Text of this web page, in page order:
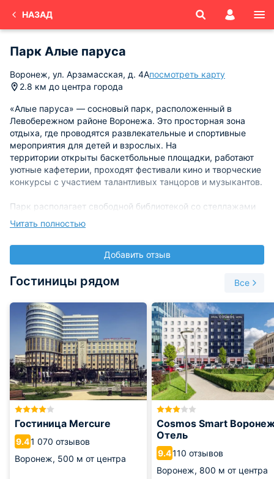
НАЗАД
Парк Алые паруса
Воронеж, ул. Арзамасская, д. 4Апосмотреть карту
2.8 км до центра города
«Алые паруса» — сосновый парк, расположенный в
Левобережном районе Воронежа. Это просторная зона
отдыха, где проводятся развлекательные и спортивные
мероприятия для детей и взрослых. На
территории открыты баскетбольные площадки, работают
уютные кафетерии, проходят фестивали кино и творческие
конкурсы с участием талантливых танцоров и музыкантов.
Парк располагает свободной библиотекой со стеллажами
для буккроссинга и амфитеатром для выступлений. Зимой
в парке работает каток, который могут посетить все
желающие.
Читать полностью
Добавить отзыв
Гостиницы рядом Все
Гостиница Mercure
9.41 070 отзывов
Воронеж, 500 м от центра
Cosmos Smart
Отель
9.4110 отзывов
Воронеж, 800 м от центра